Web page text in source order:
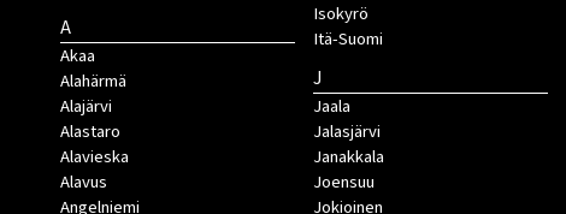
A
Akaa
Alahärmä
Alajärvi
Alastaro
Alavieska
Alavus
Angelniemi
Isokyrö
Itä-Suomi
J
Jaala
Jalasjärvi
Janakkala
Joensuu
Jokioinen